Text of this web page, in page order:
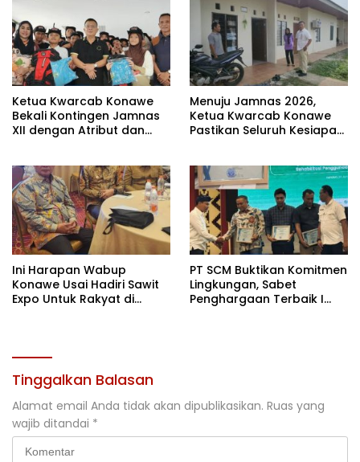
Ketua Kwarcab Konawe
Bekali Kontingen Jamnas
XII dengan Atribut dan
Menuju Jamnas 2026,
Ketua Kwarcab Konawe
Pastikan Seluruh Kesiapan
Ini Harapan Wabup
Konawe Usai Hadiri Sawit
Expo Untuk Rakyat di
PT SCM Buktikan Komitmen
Lingkungan, Sabet
Penghargaan Terbaik I
Tinggalkan Balasan
Alamat email Anda tidak akan dipublikasikan. Ruas yang
wajib ditandai *